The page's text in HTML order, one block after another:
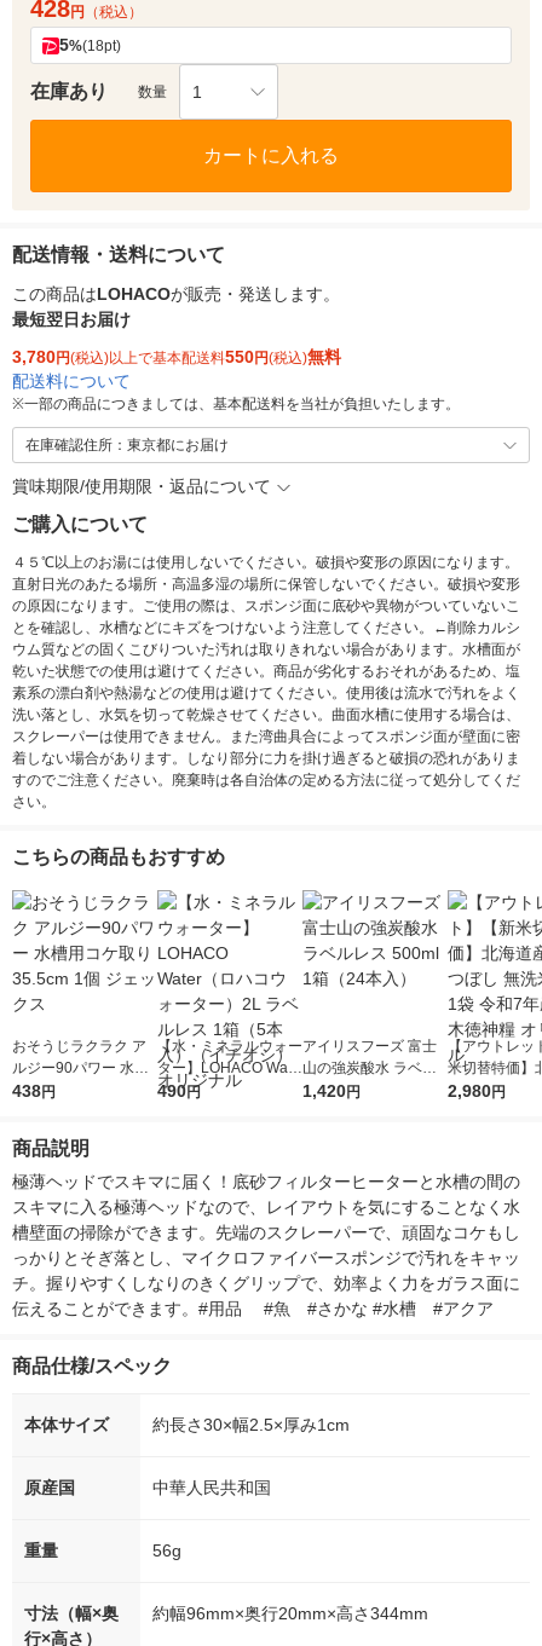
428円 （税込）
5%(18pt)
在庫あり 数量 1
カートに入れる
配送情報・送料について
この商品はLOHACOが販売・発送します。
最短翌日お届け
3,780円(税込)以上で基本配送料550円(税込)無料
配送料について
※一部の商品につきましては、基本配送料を当社が負担いたします。
在庫確認住所：東京都にお届け
賞味期限/使用期限・返品について
ご購入について
４５℃以上のお湯には使用しないでください。破損や変形の原因になります。
直射日光のあたる場所・高温多湿の場所に保管しないでください。破損や変形
の原因になります。ご使用の際は、スポンジ面に底砂や異物がついていないこ
とを確認し、水槽などにキズをつけないよう注意してください。←削除カルシ
ウム質などの固くこびりついた汚れは取りきれない場合があります。水槽面が
乾いた状態での使用は避けてください。商品が劣化するおそれがあるため、塩
素系の漂白剤や熱湯などの使用は避けてください。使用後は流水で汚れをよく
洗い落とし、水気を切って乾燥させてください。曲面水槽に使用する場合は、
スクレーパーは使用できません。また湾曲具合によってスポンジ面が壁面に密
着しない場合があります。しなり部分に力を掛け過ぎると破損の恐れがありま
すのでご注意ください。廃棄時は各自治体の定める方法に従って処分してくだ
さい。
こちらの商品もおすすめ
おそうじラクラク ア
ルジー90パワー 水槽
用コケ取り 35.5cm 1
438円
【水・ミネラルウォー
ター】LOHACO Wate
r（ロハコウォータ
490円
アイリスフーズ 富士
山の強炭酸水 ラベル
レス 500ml 1箱（24
1,420円
【アウトレッ
米切替特価】
ななつぼし 無
2,980円
商品説明
極薄ヘッドでスキマに届く！底砂フィルターヒーターと水槽の間の
スキマに入る極薄ヘッドなので、レイアウトを気にすることなく水
槽壁面の掃除ができます。先端のスクレーパーで、頑固なコケもし
っかりとそぎ落とし、マイクロファイバースポンジで汚れをキャッ
チ。握りやすくしなりのきくグリップで、効率よく力をガラス面に
伝えることができます。#用品 　#魚　#さかな #水槽　#アクア
商品仕様/スペック
本体サイズ 約長さ30×幅2.5×厚み1cm
原産国 中華人民共和国
重量 56g
寸法（幅×奥
行×高さ）
約幅96mm×奥行20mm×高さ344mm